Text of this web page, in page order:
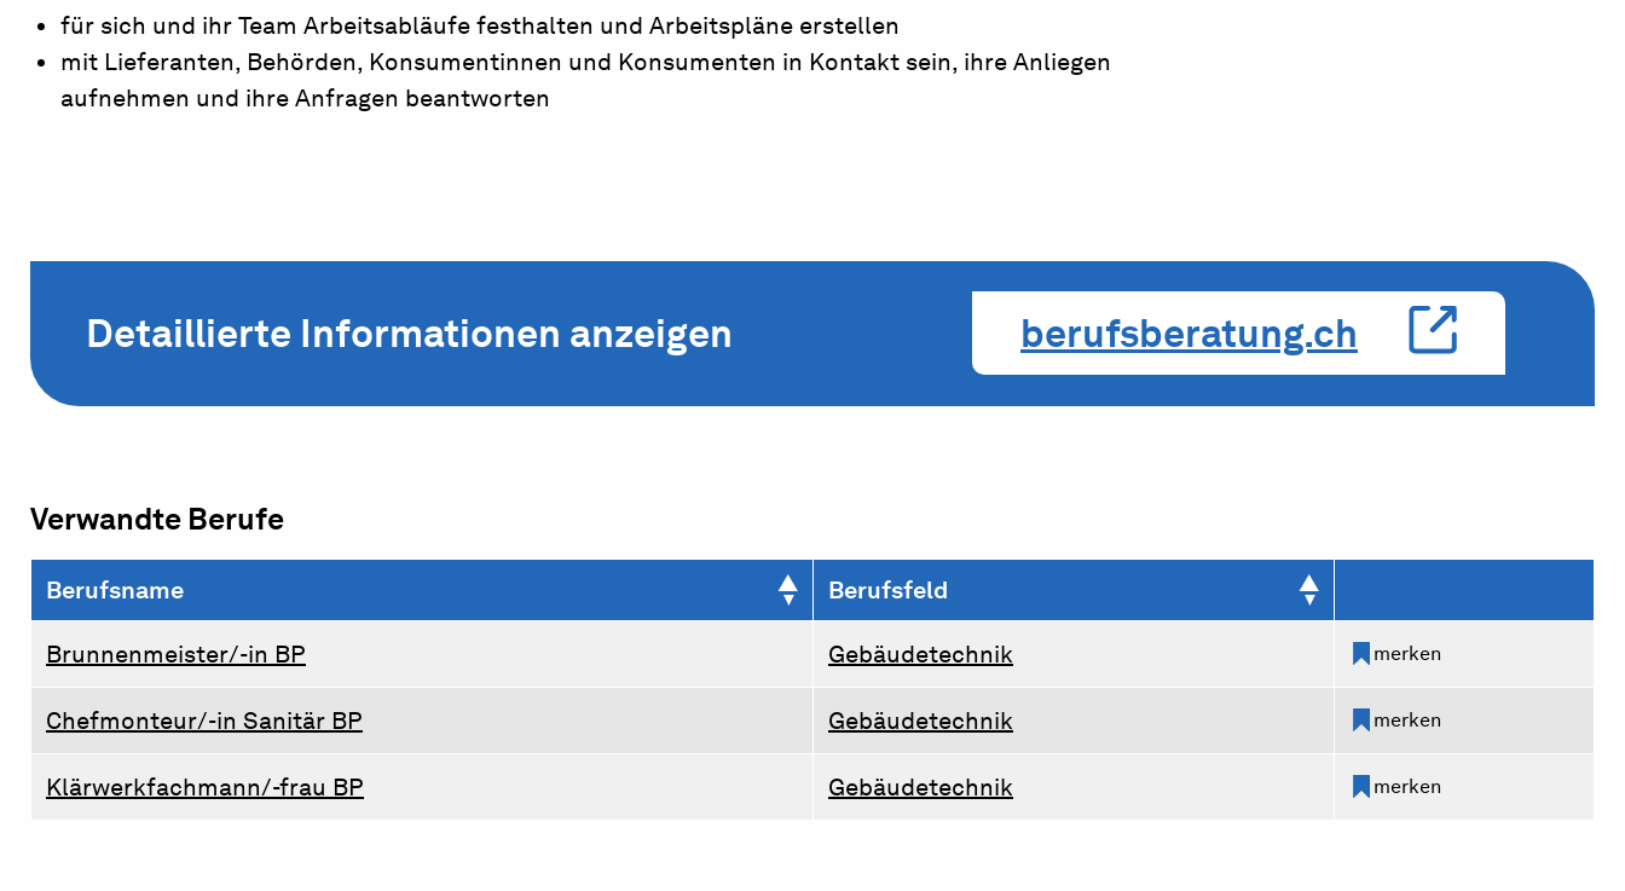
für sich und ihr Team Arbeitsabläufe festhalten und Arbeitspläne erstellen
mit Lieferanten, Behörden, Konsumentinnen und Konsumenten in Kontakt sein, ihre Anliegen
aufnehmen und ihre Anfragen beantworten
Detaillierte Informationen anzeigen berufsberatung.ch
Verwandte Berufe
Berufsname Berufsfeld
Brunnenmeister/-in BP Gebäudetechnik merken
Chefmonteur/-in Sanitär BP Gebäudetechnik merken
Klärwerkfachmann/-frau BP Gebäudetechnik merken